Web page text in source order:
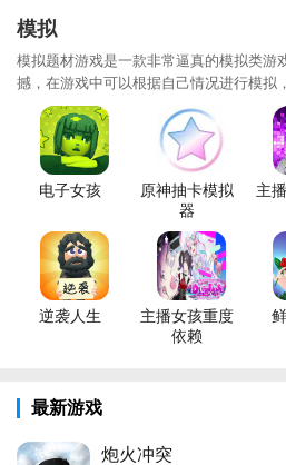
模拟
模拟题材游戏是一款非常逼真的模拟类游
撼，在游戏中可以根据自己情况进行模拟
电子女孩
原神抽卡模拟
器
主
逆袭人生
主播女孩重度
依赖
最新游戏
炮火冲突